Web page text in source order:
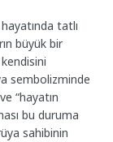
tatlı
büyük bir
sembolizminde
“hayatın
bu duruma
sahibinin